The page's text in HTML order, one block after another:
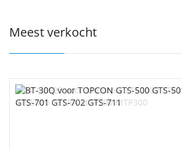
Meest verkocht